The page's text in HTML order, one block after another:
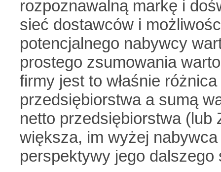
rozpoznawalną markę i
sieć dostawców i
potencjalnego nabywcy
prostego zsumowania
firmy jest to właśnie
przedsiębiorstwa a sumą
netto przedsiębiorstwa (lub
większa, im wyżej
perspektywy jego